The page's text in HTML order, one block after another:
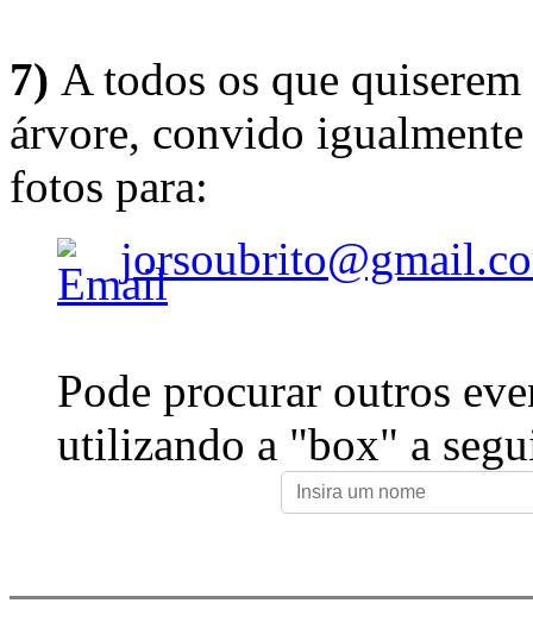
7) A todos os que
árvore, convido
fotos para:
Pode procurar outros
utilizando a "box" a